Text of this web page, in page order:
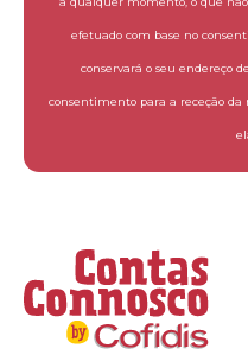
efetuado com base no
conservará o seu endereço
consentimento para a receção